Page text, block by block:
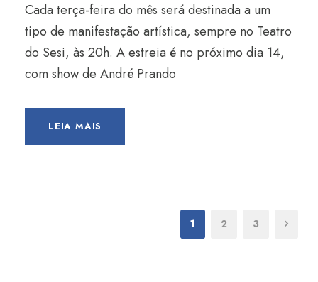
Cada terça-feira do mês será destinada a um
tipo de manifestação artística, sempre no Teatro
do Sesi, às 20h. A estreia é no próximo dia 14,
com show de André Prando
LEIA MAIS
1 2 3